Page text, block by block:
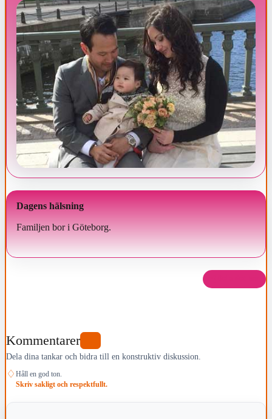
Dagens hälsning
Familjen bor i Göteborg.
Kommentarer
Dela dina tankar och bidra till en konstruktiv diskussion.
♢ Håll en god ton.
Skriv sakligt och respektfullt.